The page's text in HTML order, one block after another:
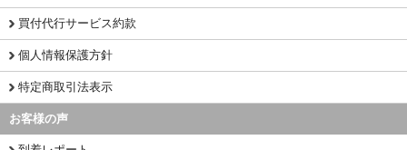
買付代行サービス約款
個人情報保護方針
特定商取引法表示
お客様の声